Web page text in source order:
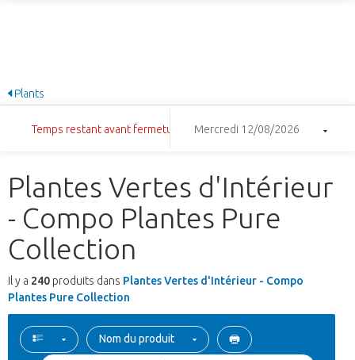
Plants
Temps restant avant fermeture: 0:17:59Mercredi 12/08/2026
Plantes Vertes d'Intérieur
- Compo Plantes Pure
Collection
Il y a 240 produits dans Plantes Vertes d'Intérieur - Compo
Plantes Pure Collection
Nom du produit